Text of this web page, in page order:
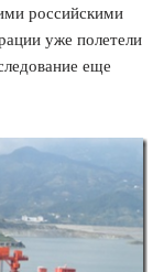
российскими
уже полетели
еще